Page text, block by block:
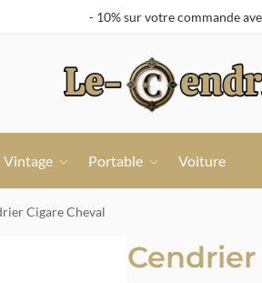
- 10% sur votre commande
Vintage Portable Voiture
Cigare Cheval